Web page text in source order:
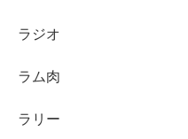
ラジオ
ラム肉
ラリー